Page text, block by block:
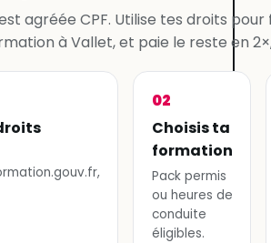
est agréée CPF. Utilise tes droits
à Vallet, et paie le reste en
02
Choisis ta
formation
Pack permis
ou heures de
conduite
éligibles.